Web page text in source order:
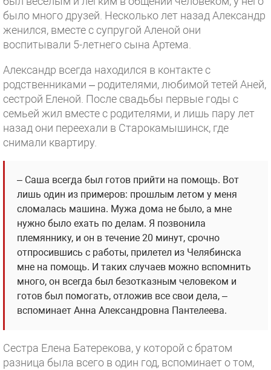
было много друзей. Несколько лет назад Александр
женился, вместе с супругой Аленой они
воспитывали 5-летнего сына Артема.
Александр всегда находился в контакте с
родственниками – родителями, любимой тетей Аней,
сестрой Еленой. После свадьбы первые годы с
семьей жил вместе с родителями, и лишь пару лет
назад они переехали в Старокамышинск, где
снимали квартиру.
– Саша всегда был готов прийти на помощь. Вот
лишь один из примеров: прошлым летом у меня
сломалась машина. Мужа дома не было, а мне
нужно было ехать по делам. Я позвонила
племяннику, и он в течение 20 минут, срочно
отпросившись с работы, прилетел из Челябинска
мне на помощь. И таких случаев можно вспомнить
много, он всегда был безотказным человеком и
готов был помогать, отложив все свои дела, –
вспоминает Анна Александровна Пантелеева.
Сестра Елена Батерекова, у которой с братом
разница была всего в один год, вспоминает о том,